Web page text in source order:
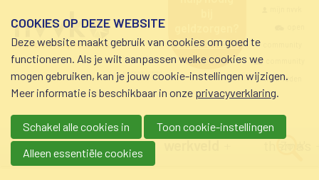
schuldhulp • sociaal
krediet • budgetbeheer •
beschermingsbewind
0800-8115.nl
nvvk-leden
Main navigation
nieuws agenda
COOKIES OP DEZE WEBSITE
Deze website maakt gebruik van cookies om goed te
functioneren. Als je wilt aanpassen welke cookies we
mogen gebruiken, kan je jouw cookie-instellingen wijzigen.
Meer informatie is beschikbaar in onze privacyverklaring.
Schakel alle cookies in
Toon cookie-instellingen
Alleen essentiële cookies